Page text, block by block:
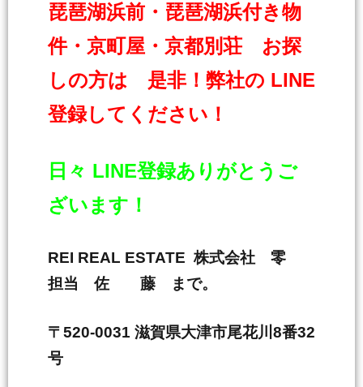
琵琶湖浜前・琵琶湖浜付き物
件・京町屋・京都別荘 お探
しの方は 是非！弊社の LINE
登録してください！
日々 LINE登録ありがとうご
ざいます！
REI REAL ESTATE 株式会社 零
担当 佐 藤 まで。
〒520-0031 滋賀県大津市尾花川8番32
号